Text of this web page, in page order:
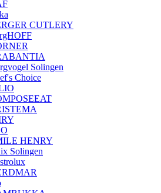
CUTLERY
Solingen
Choice
HENRY
Solingen